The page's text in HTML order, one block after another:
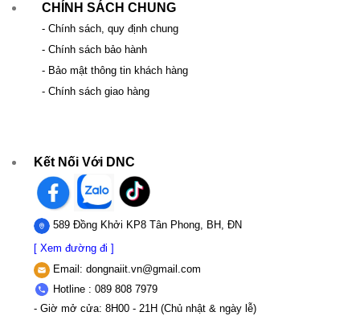
CHÍNH SÁCH CHUNG
- Chính sách, quy định chung
- Chính sách bảo hành
- Bảo mật thông tin khách hàng
- Chính sách giao hàng
Kết Nối Với DNC
589 Đồng Khởi KP8 Tân Phong, BH, ĐN
[ Xem đường đi ]
Email: dongnaiit.vn@gmail.com
Hotline : 089 808 7979
- Giờ mở cửa: 8H00 - 21H (Chủ nhật & ngày lễ)